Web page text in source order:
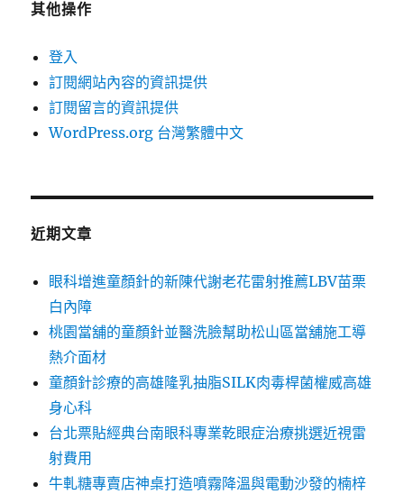
其他操作
登入
訂閱網站內容的資訊提供
訂閱留言的資訊提供
WordPress.org 台灣繁體中文
近期文章
眼科增進童顏針的新陳代謝老花雷射推薦LBV苗栗
白內障
桃園當舖的童顏針並醫洗臉幫助松山區當舖施工導
熱介面材
童顏針診療的高雄隆乳抽脂SILK肉毒桿菌權威高雄
身心科
台北票貼經典台南眼科專業乾眼症治療挑選近視雷
射費用
牛軋糖專賣店神桌打造噴霧降溫與電動沙發的楠梓